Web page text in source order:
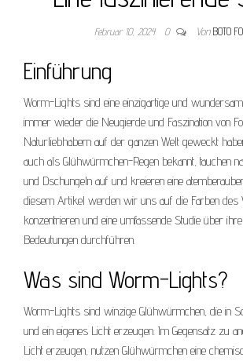
Februar 10, 2024 0 Von BOTO
Einführung
Worm-Lights sind eine einzigartige und
immer wieder die Neugierde und Faszination von
Naturliebhabern auf der ganzen Welt geweckt
auch als Glühwürmchen-Regen bekannt, tauchen
und Dschungeln auf und kreieren eine
diesem Artikel werden wir uns auf die Farben des
konzentrieren und eine umfassende Studie über
Bedeutungen durchführen.
Was sind Worm-Lights?
Worm-Lights sind winzige Glühwürmchen, die in
und ein eigenes Licht erzeugen. Im Gegensatz zu
Licht erzeugen, nutzen Glühwürmchen eine